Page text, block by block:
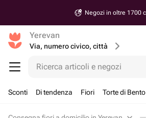
Negozi in oltre 1700
Yerevan
Via, numero civico, città
Ricerca articoli e negozi
Sconti Di tendenza Fiori Torte di Bento